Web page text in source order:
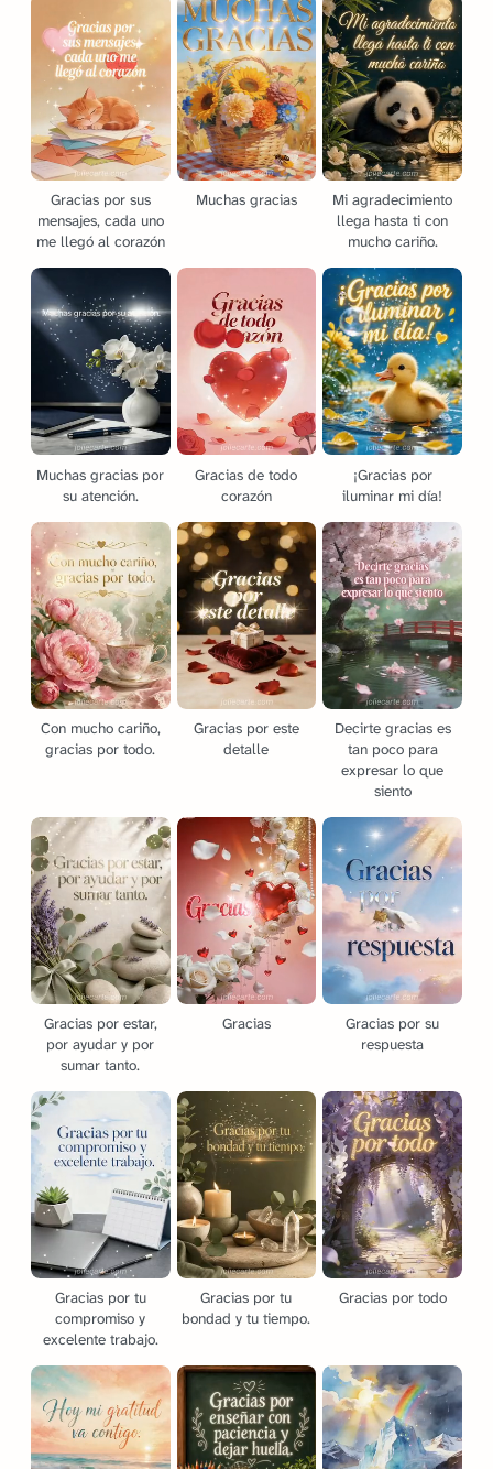
Gracias por sus
mensajes, cada uno
me llegó al corazón
Muchas gracias
Mi agradecimiento
llega hasta ti con
mucho cariño.
Muchas gracias por
su atención.
Gracias de todo
corazón
¡Gracias por
iluminar mi día!
Con mucho cariño,
gracias por todo.
Gracias por este
detalle
Decirte gracias es
tan poco para
expresar lo que
siento
Gracias por estar,
por ayudar y por
sumar tanto.
Gracias
Gracias por su
respuesta
Gracias por tu
compromiso y
excelente trabajo.
Gracias por tu
bondad y tu tiempo.
Gracias por todo